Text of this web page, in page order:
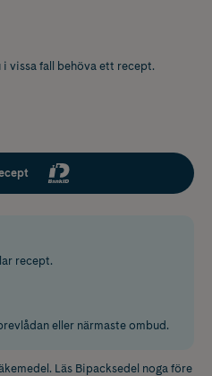
i vissa fall behöva ett recept.
recept.
eller närmaste ombud.
Läs Bipacksedel noga före